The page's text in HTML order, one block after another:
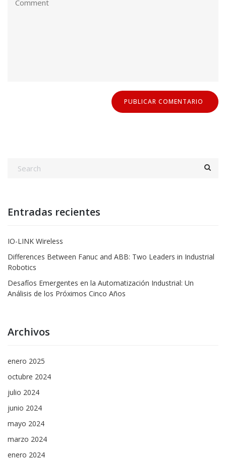
Entradas recientes
IO-LINK Wireless
Differences Between Fanuc and ABB: Two Leaders in Industrial
Robotics
Desafíos Emergentes en la Automatización Industrial: Un
Análisis de los Próximos Cinco Años
Archivos
enero 2025
octubre 2024
julio 2024
junio 2024
mayo 2024
marzo 2024
enero 2024